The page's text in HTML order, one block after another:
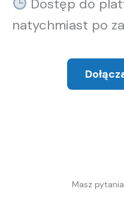
Dostęp do
natychmiast po
Masz